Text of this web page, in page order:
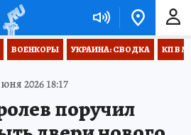
ВОЕНКОРЫ УКРАИНА: СВОДКА КП В
2026 18:17
поручил